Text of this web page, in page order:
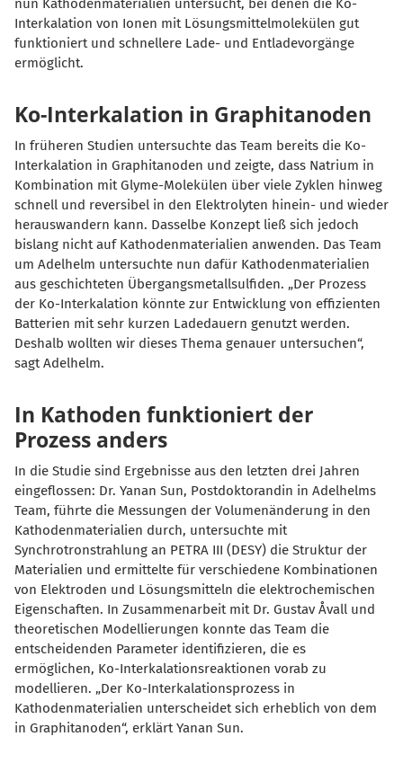
nun Kathodenmaterialien untersucht, bei denen die Ko-
Interkalation von Ionen mit Lösungsmittelmolekülen gut
funktioniert und schnellere Lade- und Entladevorgänge
ermöglicht.
Ko-Interkalation in Graphitanoden
In früheren Studien untersuchte das Team bereits die Ko-
Interkalation in Graphitanoden und zeigte, dass Natrium in
Kombination mit Glyme-Molekülen über viele Zyklen hinweg
schnell und reversibel in den Elektrolyten hinein- und wieder
herauswandern kann. Dasselbe Konzept ließ sich jedoch
bislang nicht auf Kathodenmaterialien anwenden. Das Team
um Adelhelm untersuchte nun dafür Kathodenmaterialien
aus geschichteten Übergangsmetallsulfiden. „Der Prozess
der Ko-Interkalation könnte zur Entwicklung von effizienten
Batterien mit sehr kurzen Ladedauern genutzt werden.
Deshalb wollten wir dieses Thema genauer untersuchen“,
sagt Adelhelm.
In Kathoden funktioniert der
Prozess anders
In die Studie sind Ergebnisse aus den letzten drei Jahren
eingeflossen: Dr. Yanan Sun, Postdoktorandin in Adelhelms
Team, führte die Messungen der Volumenänderung in den
Kathodenmaterialien durch, untersuchte mit
Synchrotronstrahlung an PETRA III (DESY) die Struktur der
Materialien und ermittelte für verschiedene Kombinationen
von Elektroden und Lösungsmitteln die elektrochemischen
Eigenschaften. In Zusammenarbeit mit Dr. Gustav Åvall und
theoretischen Modellierungen konnte das Team die
entscheidenden Parameter identifizieren, die es
ermöglichen, Ko-Interkalationsreaktionen vorab zu
modellieren. „Der Ko-Interkalationsprozess in
Kathodenmaterialien unterscheidet sich erheblich von dem
in Graphitanoden“, erklärt Yanan Sun.